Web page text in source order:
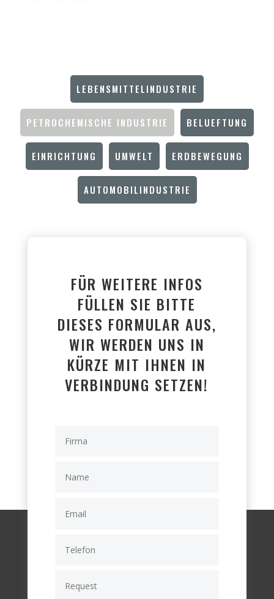
LEBENSMITTELINDUSTRIE
PETROCHEMISCHE INDUSTRIE BELUEFTUNG
EINRICHTUNG UMWELT ERDBEWEGUNG
AUTOMOBILINDUSTRIE
FÜR WEITERE INFOS
FÜLLEN SIE BITTE
DIESES FORMULAR AUS,
WIR WERDEN UNS IN
KÜRZE MIT IHNEN IN
VERBINDUNG SETZEN!